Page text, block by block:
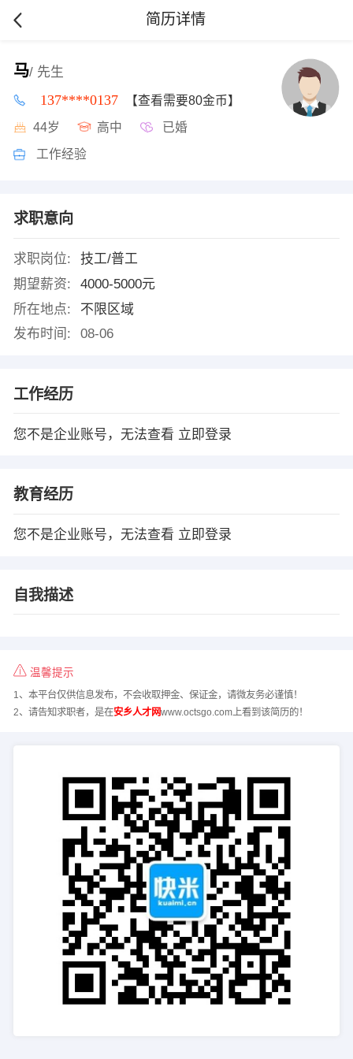
简历详情
马/ 先生
137****0137 【查看需要80金币】
44岁 高中 已婚
工作经验
求职意向
求职岗位:
技工/普工
期望薪资:
4000-5000元
所在地点:
不限区域
发布时间:
08-06
工作经历
您不是企业账号，无法查看 立即登录
教育经历
您不是企业账号，无法查看 立即登录
自我描述
温馨提示
1、本平台仅供信息发布，不会收取押金、保证金，请微友务必谨慎！
2、请告知求职者，是在安乡人才网www.octsgo.com上看到该简历的！